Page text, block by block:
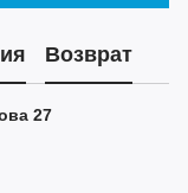
Возврат
27